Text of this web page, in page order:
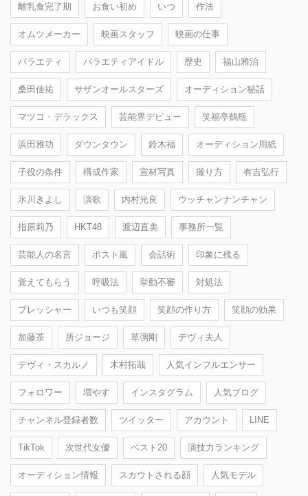
離乳食完了期 お食い初め いつ 作法
オムツメーカー 映画スタッフ 映画の仕事
バラエティ バラエティアイドル 歴史 福山雅治
桑田佳祐 サザンオールスターズ オーディション秘話
マツコ・デラックス 芸能界デビュー 笑福亭鶴瓶
浜田雅功 ダウンタウン 鈴木福 オーディション用紙
子役の条件 構成作家 宣材写真 撮り方 有吉弘行
氷川きよし 演歌 内村光良 ウッチャンナンチャン
指原莉乃 HKT48 渡辺直美 事務所一覧
芸能人の名言 ポスト嵐 会話術 印象に残る
覚えてもらう 呼吸法 挙動不審 対処法
プレッシャー いつも笑顔 笑顔の作り方 笑顔の効果
加藤茶 所ジョージ 草彅剛 デヴィ夫人
デヴィ・スカルノ 木村拓哉 人気インフルエンサー
フォロワー 増やす インスタグラム 人気ブログ
チャンネル登録者数 ツイッター アカウント LINE
TikTok 次世代女優 ベスト20 演技力ランキング
オーディション情報 スカウトされる顔 人気モデル